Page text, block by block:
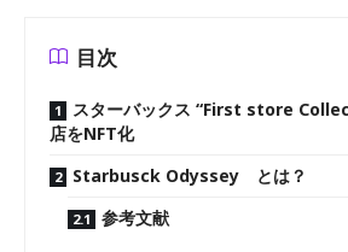
目次
スターバックス “First store
店をNFT化
Starbusck Odyssey とは？
参考文献